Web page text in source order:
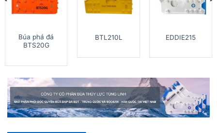
Búa phá đá
BTS20G
BTL210L EDDIE215